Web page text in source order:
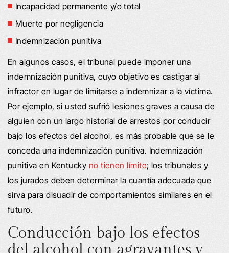
Incapacidad permanente y/o total
Muerte por negligencia
Indemnización punitiva
En algunos casos, el tribunal puede imponer una
indemnización punitiva, cuyo objetivo es castigar al
infractor en lugar de limitarse a indemnizar a la víctima.
Por ejemplo, si usted sufrió lesiones graves a causa de
alguien con un largo historial de arrestos por conducir
bajo los efectos del alcohol, es más probable que se le
conceda una indemnización punitiva. Indemnización
punitiva en Kentucky no tienen límite; los tribunales y
los jurados deben determinar la cuantía adecuada que
sirva para disuadir de comportamientos similares en el
futuro.
Conducción bajo los efectos